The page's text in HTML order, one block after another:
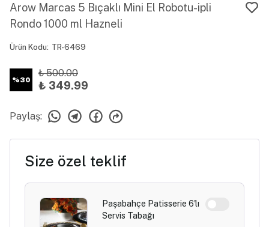
Arow Marcas 5 Bıçaklı Mini El Robotu-ipli
Rondo 1000 ml Hazneli
Ürün Kodu: TR-6469
%30
₺ 500.00
₺ 349.99
Paylaş:
Size özel teklif
Paşabahçe Patisserie 6'lı
Servis Tabağı